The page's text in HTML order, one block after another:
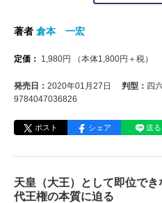
著者 倉本 一宏
定価： 1,980円 （本体1,800円＋税）
発売日： 2020年01月27日 判型： 四
9784047036826
ポスト シェア 送る
天皇（大王）として即位で
代王権の本質に迫る